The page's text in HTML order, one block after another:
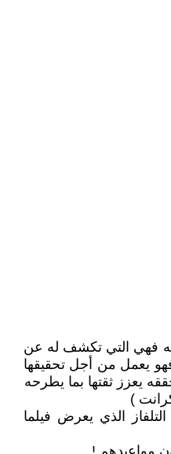
فهي التي تكشف له عن
فهو يعمل من أجل تحقيقها
يعزز ثقتها بما يطرحه
)
التلفاز الذي يعرض فيلما